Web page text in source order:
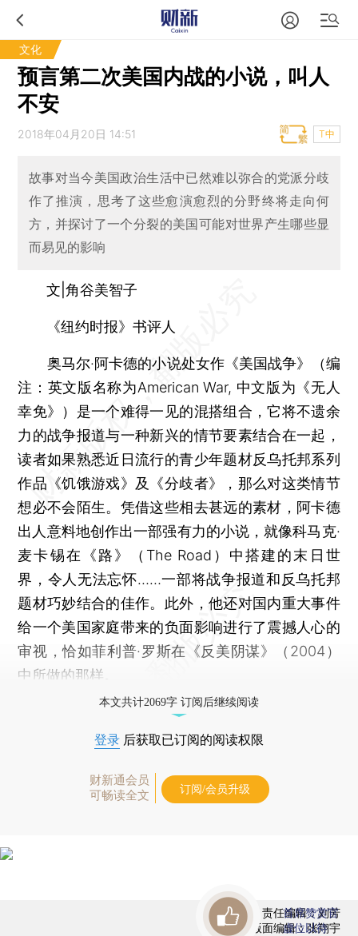
文化
预言第二次美国内战的小说，叫人
不安
2018年04月20日 14:51 T中
故事对当今美国政治生活中已然难以弥合的党派分歧
作了推演，思考了这些愈演愈烈的分野终将走向何
方，并探讨了一个分裂的美国可能对世界产生哪些显
而易见的影响
文|角谷美智子
《纽约时报》书评人
奥马尔·阿卡德的小说处女作《美国战争》（编
注：英文版名称为American War, 中文版为《无人
幸免》）是一个难得一见的混搭组合，它将不遗余
力的战争报道与一种新兴的情节要素结合在一起，
读者如果熟悉近日流行的青少年题材反乌托邦系列
作品《饥饿游戏》及《分歧者》，那么对这类情节
想必不会陌生。凭借这些相去甚远的素材，阿卡德
出人意料地创作出一部强有力的小说，就像科马克·
麦卡锡在《路》（The Road）中搭建的末日世
界，令人无法忘怀……一部将战争报道和反乌托邦
题材巧妙结合的佳作。此外，他还对国内重大事件
给一个美国家庭带来的负面影响进行了震撼人心的
审视，恰如菲利普·罗斯在《反美阴谋》（2004）
中所做的那样。
本文共计2069字 订阅后继续阅读
登录 后获取已订阅的阅读权限
财新通会员
可畅读全文
订阅/会员升级
责任编辑：刘芳
版面编辑：张翔宇
首席赞赏官
虚位以待